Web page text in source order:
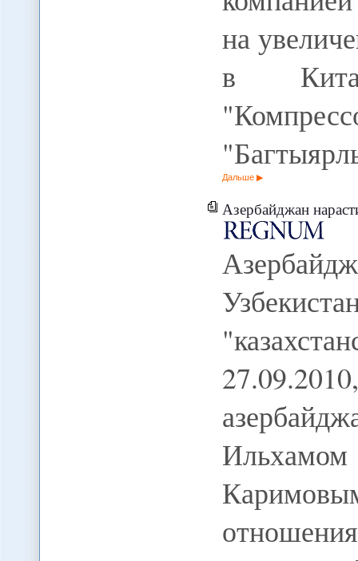
на
в
Дальше
Азербайджан нарастит связи